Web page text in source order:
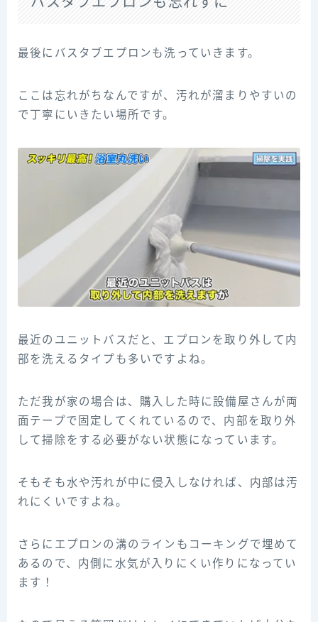
最後にバスタブエプロンも洗っていきます。
ここは忘れがちなんですが、汚れが溜まりやすいの
で丁寧にいきたい場所です。
最近のユニットバスだと、エプロンを取り外して内
部を洗えるタイプも多いですよね。
ただ我が家の場合は、購入した時に設備屋さんが両
面テープで固定してくれているので、内部を取り外
して掃除をする必要がない状態になっています。
そもそも水や汚れが中に侵入しなければ、内部は汚
れにくいですよね。
さらにエプロンの溝のラインもコーキングで埋めて
あるので、内側に水気が入りにくい作りになってい
ます！